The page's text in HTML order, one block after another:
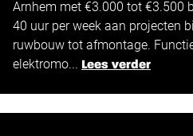
Arnhem met €3.000 tot €3.500
40 uur per week aan projecten
ruwbouw tot afmontage.
elektromo... Lees verder